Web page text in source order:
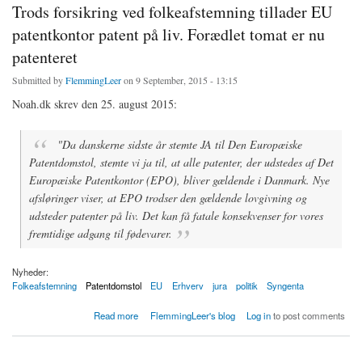
Trods forsikring ved folkeafstemning tillader EU
patentkontor patent på liv. Forædlet tomat er nu
patenteret
Submitted byFlemmingLeeron 9 September, 2015 - 13:15
Noah.dk skrev den 25. august 2015:
"Da danskerne sidste år stemte JA til Den Europæiske
Patentdomstol, stemte vi ja til, at alle patenter, der udstedes af Det
Europæiske Patentkontor (EPO), bliver gældende i Danmark. Nye
afsløringer viser, at EPO trodser den gældende lovgivning og
udsteder patenter på liv. Det kan få fatale konsekvenser for vores
fremtidige adgang til fødevarer.
Nyheder:
Folkeafstemning
Patentdomstol EU Erhverv jura politik Syngenta
Read more
about Trods forsikring ved folkeafstemning tillader EU patentkontor patent på liv. Forædlet
FlemmingLeer's blog Log into post comments